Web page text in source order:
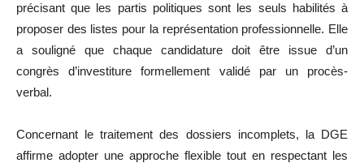
précisant que les partis politiques sont les seuls habilités à
proposer des listes pour la représentation professionnelle. Elle
a souligné que chaque candidature doit être issue d’un
congrès d’investiture formellement validé par un procès-
verbal.
Concernant le traitement des dossiers incomplets, la DGE
affirme adopter une approche flexible tout en respectant les